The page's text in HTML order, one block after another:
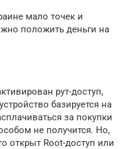
мало точек и
положить деньги на
рут-доступ,
базируется на
за покупки
не получится. Но,
открыт Root-доступ или